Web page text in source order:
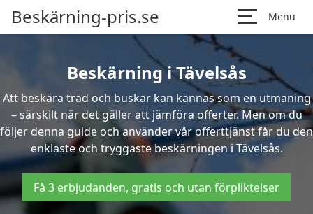
Beskärning-pris.se Menu
Beskärning i Tävelsås
Att beskära träd och buskar kan kännas som en utmaning
– särskilt när det gäller att jämföra offerter. Men om du
följer denna guide och använder vår offerttjänst får du den
enklaste och tryggaste beskärningen i Tävelsås.
Få 3 erbjudanden, gratis och utan förpliktelser